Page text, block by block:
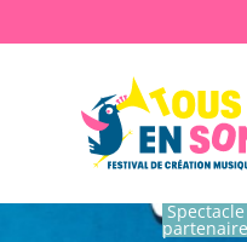
Spectacle
partenaire